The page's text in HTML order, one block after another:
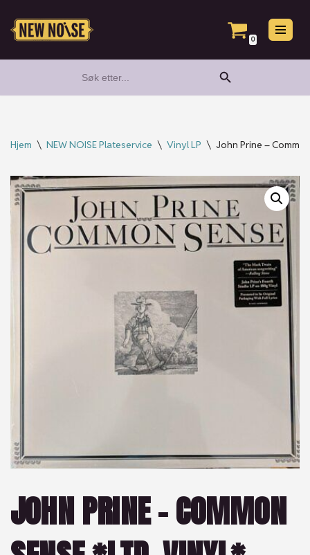
Hopp
0
for:
Search Button
Hjem \ NEW NOISE Plateservice \ Vinyl LP \ John Prine –
JOHN PRINE – COMMON